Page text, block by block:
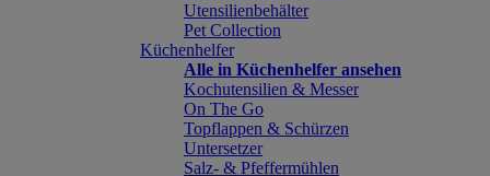
Utensilienbehälter
Pet Collection
Küchenhelfer
Alle in Küchenhelfer ansehen
Kochutensilien & Messer
On The Go
Topflappen & Schürzen
Untersetzer
Salz- & Pfeffermühlen